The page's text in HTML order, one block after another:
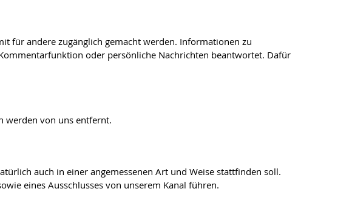
für andere zugänglich gemacht werden. Informationen zu
oder persönliche Nachrichten beantwortet. Dafür
werden von uns entfernt.
auch in einer angemessenen Art und Weise stattfinden soll.
eines Ausschlusses von unserem Kanal führen.